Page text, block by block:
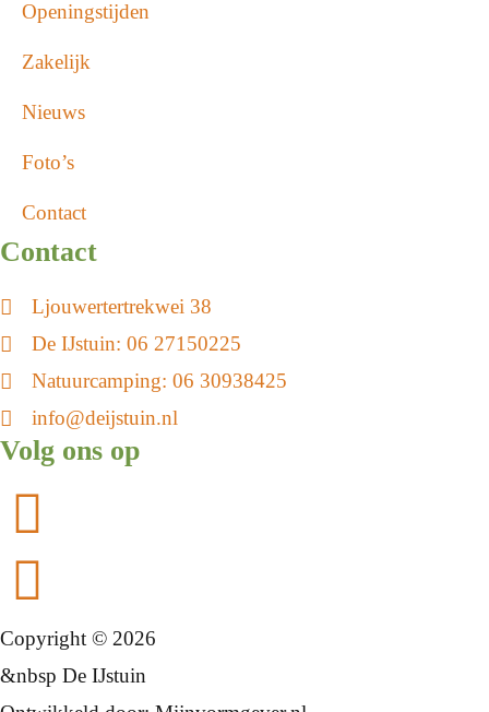
Openingstijden
Zakelijk
Nieuws
Foto’s
Contact
Contact
Ljouwertertrekwei 38
De IJstuin: 06 27150225
Natuurcamping: 06 30938425
info@deijstuin.nl
Volg ons op
Copyright © 2026
&nbsp De IJstuin